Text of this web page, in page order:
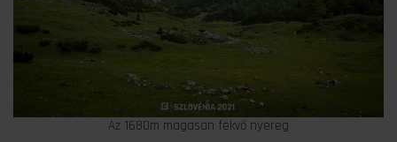
Az 1680m magasan fekvő nyereg